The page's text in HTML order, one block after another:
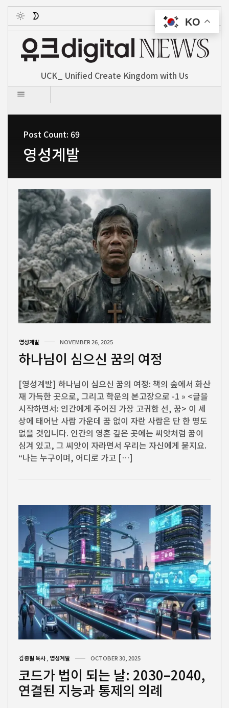
Toggle
UCK_ Unified Create Kingdom with Us
Post Count: 69
영성계발
영성계발 NOVEMBER 26, 2025
하나님이 심으신 꿈의 여정
[영성계발] 하나님이 심으신 꿈의 여정: 책의 숲에서 화산
재 가득한 곳으로, 그리고 학문의 본고장으로 -1 » <글을
시작하면서: 인간에게 주어진 가장 고귀한 선, 꿈> 이 세
상에 태어난 사람 가운데 꿈 없이 자란 사람은 단 한 명도
없을 것입니다. 인간의 영혼 깊은 곳에는 씨앗처럼 꿈이
심겨 있고, 그 씨앗이 자라면서 우리는 자신에게 묻지요.
“나는 누구이며, 어디로 가고 […]
김종필 목사 영성계발 OCTOBER 30, 2025
코드가 법이 되는 날: 2030–2040,
연결된 지능과 통제의 의례
KO